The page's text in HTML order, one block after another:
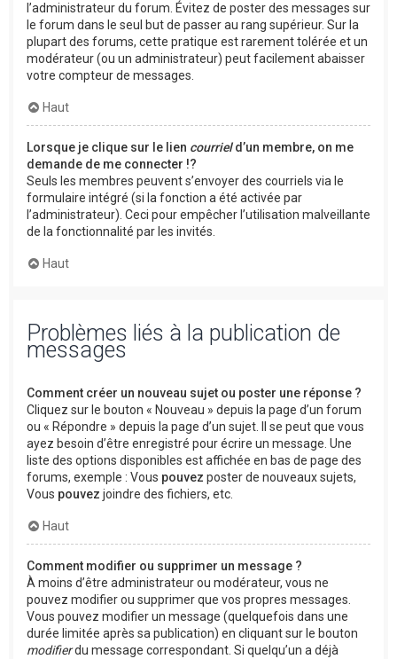
l’administrateur du forum. Évitez de poster des messages sur
le forum dans le seul but de passer au rang supérieur. Sur la
plupart des forums, cette pratique est rarement tolérée et un
modérateur (ou un administrateur) peut facilement abaisser
votre compteur de messages.
Haut
Lorsque je clique sur le lien courrield’un membre, on me
demande de me connecter !?
Seuls les membres peuvent s’envoyer des courriels via le
formulaire intégré (si la fonction a été activée par
l’administrateur). Ceci pour empêcher l’utilisation malveillante
de la fonctionnalité par les invités.
Haut
Problèmes liés à la publication de
messages
Comment créer un nouveau sujet ou poster une réponse ?
Cliquez sur le bouton « Nouveau » depuis la page d’un forum
ou « Répondre » depuis la page d’un sujet. Il se peut que vous
ayez besoin d’être enregistré pour écrire un message. Une
liste des options disponibles est affichée en bas de page des
forums, exemple : Vous pouvez poster de nouveaux sujets,
Vous pouvez joindre des fichiers, etc.
Haut
Comment modifier ou supprimer un message ?
À moins d’être administrateur ou modérateur, vous ne
pouvez modifier ou supprimer que vos propres messages.
Vous pouvez modifier un message (quelquefois dans une
durée limitée après sa publication) en cliquant sur le bouton
modifierdu message correspondant. Si quelqu’un a déjà